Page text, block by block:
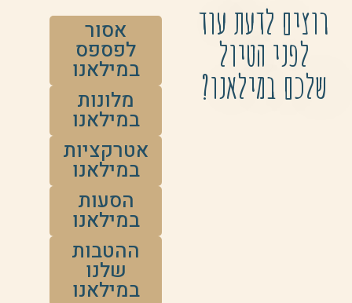
רוצים לדעת עוד
לפני הטיול
שלכם במילאנו?
אסור
לפספס
במילאנו
מלונות
במילאנו
אטרקציות
במילאנו
הסעות
במילאנו
ההטבות
שלנו
במילאנו